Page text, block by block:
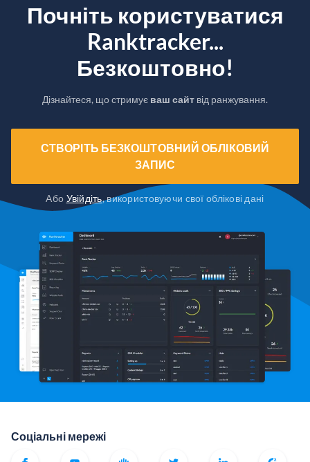
Почніть користуватися
Ranktracker...
Безкоштовно!
Дізнайтеся, що стримує ваш сайт від ранжування.
СТВОРІТЬ БЕЗКОШТОВНИЙ ОБЛІКОВИЙ
ЗАПИС
Або Увійдіть, використовуючи свої облікові дані
Соціальні мережі